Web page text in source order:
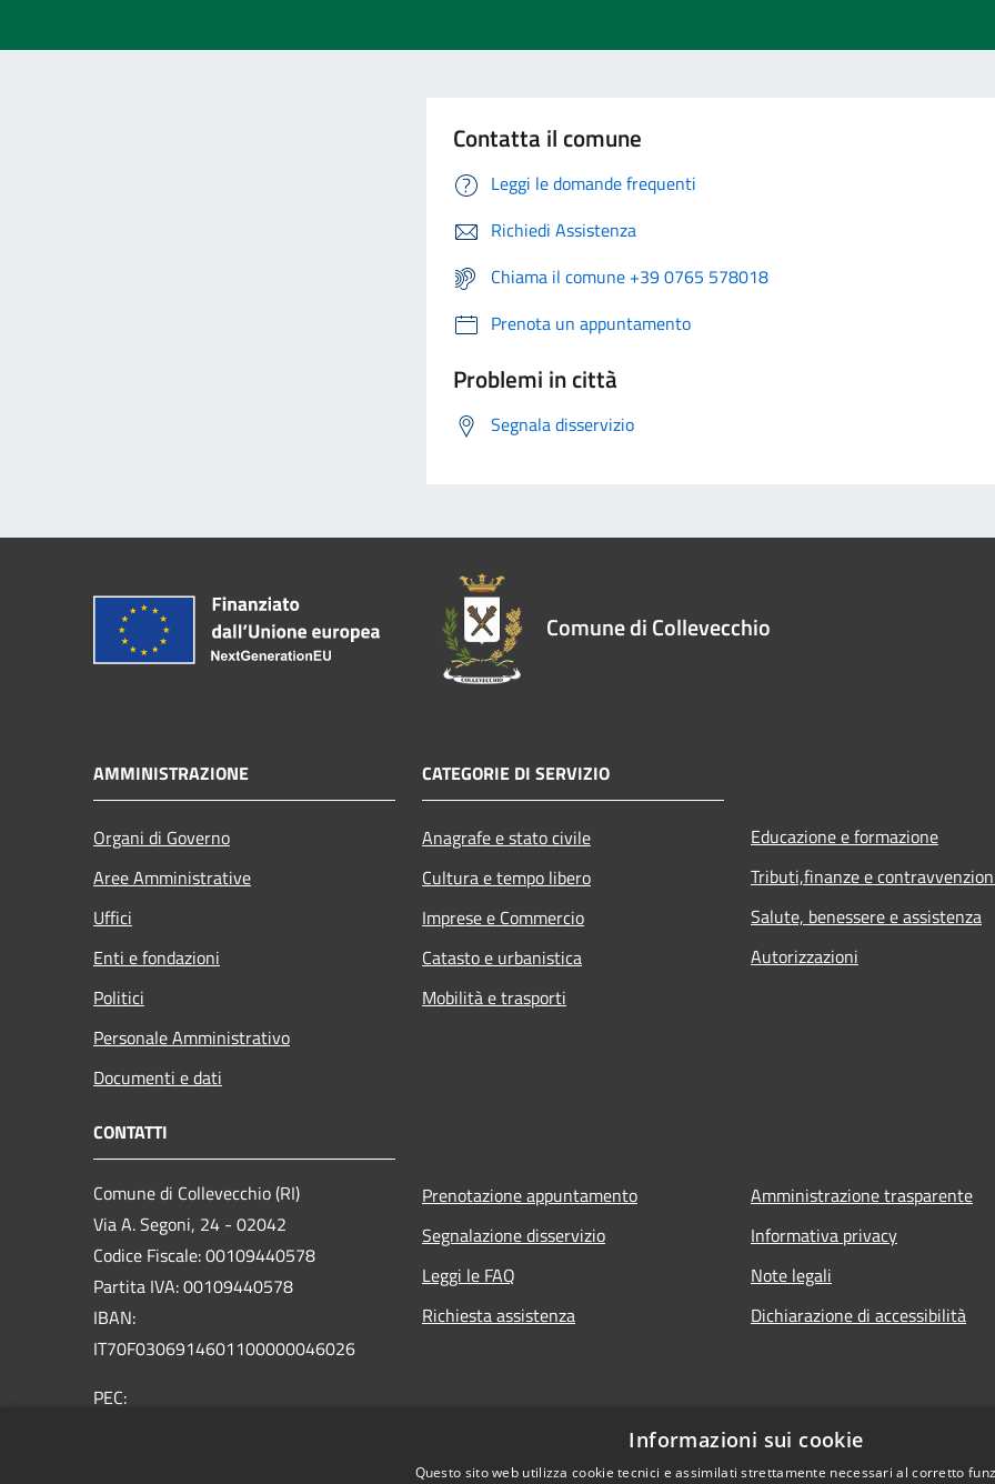
Contatta il comune
Leggi le domande frequenti
Richiedi Assistenza
Chiama il comune +39 0765 578018
Prenota un appuntamento
Problemi in città
Segnala disservizio
Comune di Collevecchio
AMMINISTRAZIONE
Organi di Governo
Aree Amministrative
Uffici
Enti e fondazioni
Politici
Personale Amministrativo
Documenti e dati
CATEGORIE DI SERVIZIO
Anagrafe e stato civile
Cultura e tempo libero
Imprese e Commercio
Catasto e urbanistica
Mobilità e trasporti
Educazione e formazione
Tributi,finanze e
Salute, benessere e assistenza
Autorizzazioni
CONTATTI
Comune di Collevecchio (RI)
Via A. Segoni, 24 - 02042
Codice Fiscale: 00109440578
Partita IVA: 00109440578
IBAN:
IT70F0306914601100000046026
PEC:
Prenotazione appuntamento
Segnalazione disservizio
Leggi le FAQ
Richiesta assistenza
Amministrazione trasparente
Informativa privacy
Note legali
Dichiarazione di accessibilità
Informazioni sui cookie
Questo sito web utilizza cookie tecnici e assimilati strettamente necessari al corretto